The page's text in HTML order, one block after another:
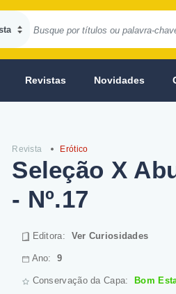
Revistas Novidades
Revista Erótico
Seleção X
- Nº.17
Editora: Ver Curiosidades
Ano:9
Conservação da Capa: Bom